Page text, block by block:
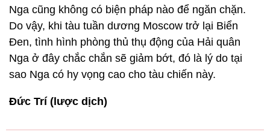
Nga cũng không có biện pháp nào để ngăn chặn.
Do vậy, khi tàu tuần dương Moscow trở lại Biển
Đen, tình hình phòng thủ thụ động của Hải quân
Nga ở đây chắc chắn sẽ giảm bớt, đó là lý do tại
sao Nga có hy vọng cao cho tàu chiến này.
Đức Trí (lược dịch)